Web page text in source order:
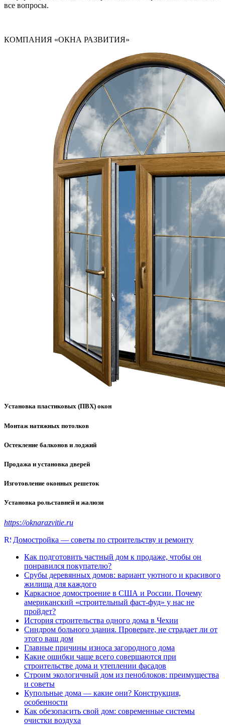
все вопросы.
КОМПАНИЯ «ОКНА РАЗВИТИЯ»
Установка пластиковых (ПВХ) окон
Монтаж натяжных потолков
Остекление балконов и лоджий
Продажа и установка дверей
Изготовление оконных решеток
Установка рольставней и жалюзи
https://oknarazvitie.ru
Домостройка — советы по строительству и ремонту
Как подготовить частный дом к продаже, чтобы он
понравился покупателю?
Срубы деревянных домов: вариант уютного и красивого
жилища для каждого
Каркасное домостроение в США и России. Почему
американский «строительный фаст-фуд» у нас не
пройдет?
История строительства одного дома в Чехии
Синдром больного здания. Проверьте, не страдает ли от
этого ваш дом
Главные причины износа загородного дома
Какие ошибки чаще всего совершаются при
строительстве дома и утеплении фасадов
Строим экологичный дом из пеноблоков: преимущества
и советы
Купольные дома — какие они? Конструкция,
особенности
Как обезопасить свой дом: современные системы
очистки воздуха